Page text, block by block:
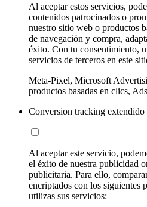
Al aceptar estos servicios,
contenidos patrocinados o
nuestro sitio web o productos
de navegación y compra,
éxito. Con tu consentimiento,
servicios de terceros en este
Meta-Pixel, Microsoft
productos basadas en clics,
Conversion tracking extendido
Al aceptar este servicio,
el éxito de nuestra publicidad
publicitaria. Para ello,
encriptados con los siguientes
utilizas sus servicios: